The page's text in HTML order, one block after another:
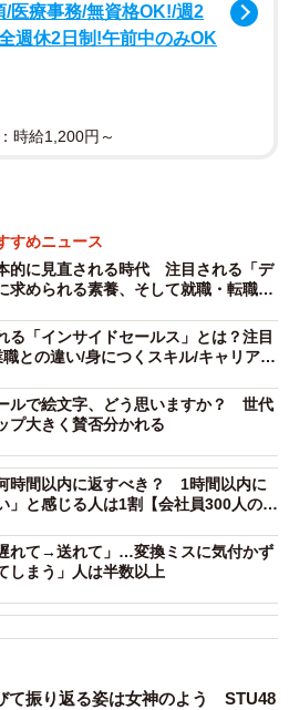
度読んでいるか（出典：楽楽メールマ
営業メールをどの程度読んでい
％）または「興味があるもの
いるのに対し、打ち合わせ・商
開封しない」（30.6％）が最多
割合が著しく低いことがわかり
ものは開封する」（26.3％）と
れ、コンテンツ次第でリーチで
ることも示唆されました。
/医療事務/無資格OK!/週2
週休2日制!午前中のみOK
時給1,200円～
すめニュース
的に見直される時代 注目される「デ
求められる素養、そして就職・転職成
る「インサイドセールス」とは？注目
との違い/身につくスキル/キャリアパ
ルで絵文字、どう思いますか？ 世代
プ大きく賛否分かれる
時間以内に返すべき？ 1時間以内に
」と感じる人は1割【会社員300人のホ
れて→送れて」…変換ミスに気付かず
しまう」人は半数以上
て振り返る姿は女神のよう STU48